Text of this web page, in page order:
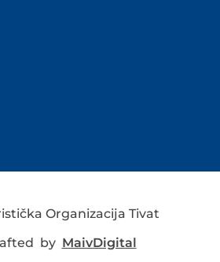
Organizacija Tivat
by MaivDigital